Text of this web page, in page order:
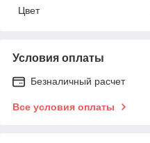
Цвет
Условия оплаты
Безналичный расчет
Все условия оплаты